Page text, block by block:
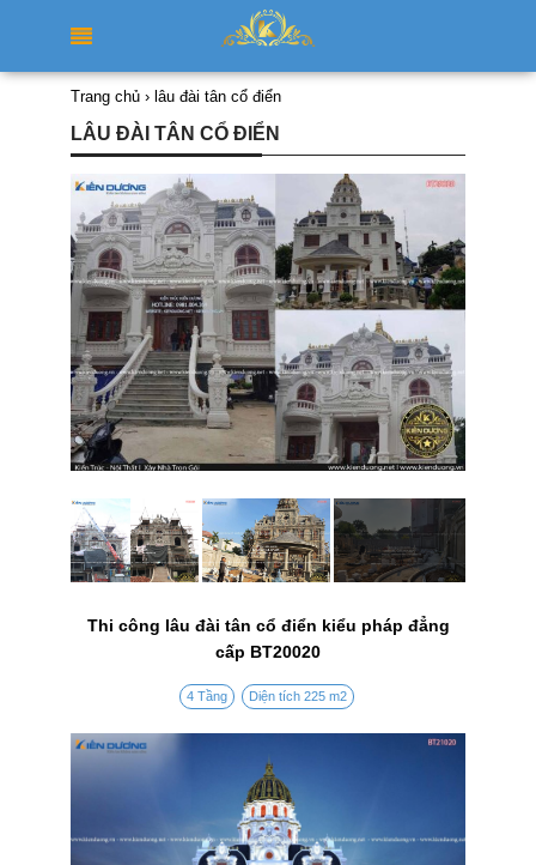
Trang chủ › lâu đài tân cổ điển
LÂU ĐÀI TÂN CỔ ĐIỂN
Thi công lâu đài tân cổ điển kiểu pháp đẳng
cấp BT20020
4 Tầng Diện tích 225 m2